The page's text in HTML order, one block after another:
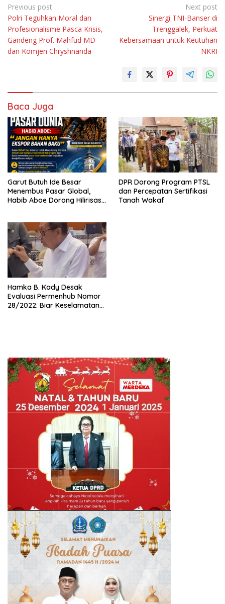
Navigasi
pos
Previous post
Polri Teguhkan Moral dan
Profesionalisme Pasca Krisis,
Gandeng Prof. Mahfud MD
dan Komjen Chryshnanda
Next post
Sinergi TNI-Banser di
Trenggalek, Perkuat
Kebersamaan untuk Keutuhan
NKRI
Baca Juga
Garut Butuh Ide Besar
Menembus Pasar Global,
Habib Aboe Dorong Hilirisasi
DPR Dorong Program PTSL
dan Percepatan Sertifikasi
Tanah Wakaf
Hamka B. Kady Desak
Evaluasi Permenhub Nomor
28/2022: Biar Keselamatan